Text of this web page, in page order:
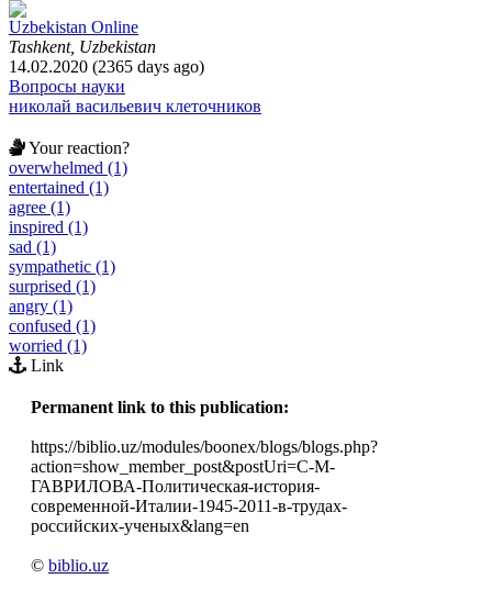
Uzbekistan Online
Tashkent, Uzbekistan
14.02.2020 (2365 days ago)
Вопросы науки
николай васильевич клеточников
Your reaction?
overwhelmed (1)
entertained (1)
agree (1)
inspired (1)
sad (1)
sympathetic (1)
surprised (1)
angry (1)
confused (1)
worried (1)
Link
Permanent link to this publication:
https://biblio.uz/modules/boonex/blogs/blogs.php?
action=show_member_post&postUri=С-М-
ГАВРИЛОВА-Политическая-история-
современной-Италии-1945-2011-в-трудах-
российских-ученых&lang=en
© biblio.uz